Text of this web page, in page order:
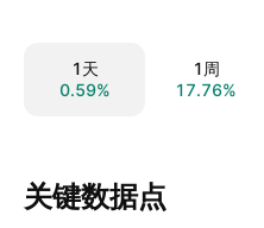
1天
0.59%
1周
17.76%
关键数据点